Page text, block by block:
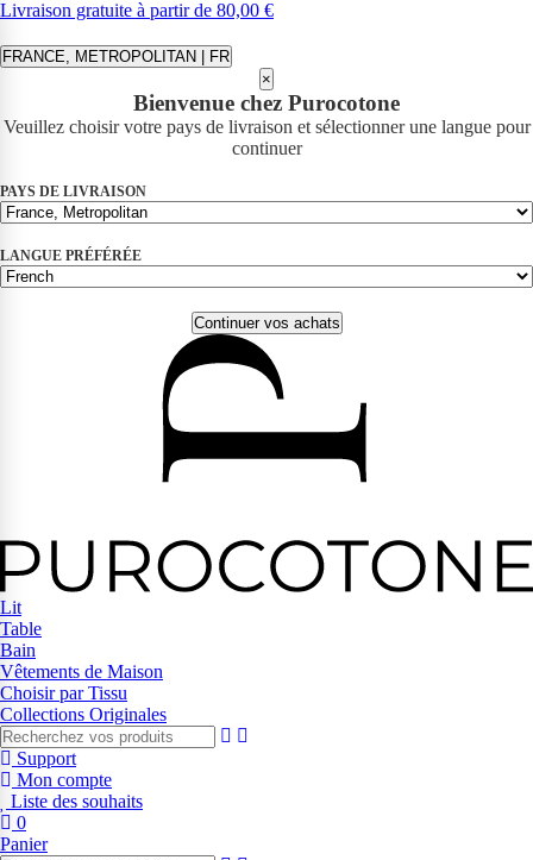
Livraison gratuite à partir de 80,00 €
FRANCE, METROPOLITAN | FR
×
Bienvenue chez Purocotone
Veuillez choisir votre pays de livraison et sélectionner une langue pour
continuer
PAYS DE LIVRAISON
LANGUE PRÉFÉRÉE
Continuer vos achats
Lit
Table
Bain
Vêtements de Maison
Choisir par Tissu
Collections Originales
Support
Mon compte
Liste des souhaits
0
Panier